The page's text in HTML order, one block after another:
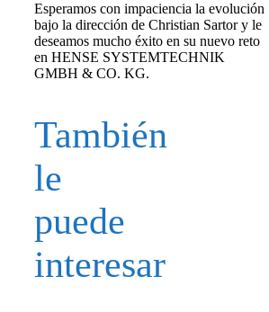
Esperamos con impaciencia la evolución
bajo la dirección de Christian Sartor y le
deseamos mucho éxito en su nuevo reto
en HENSE SYSTEMTECHNIK
GMBH & CO. KG.
También
le
puede
interesar